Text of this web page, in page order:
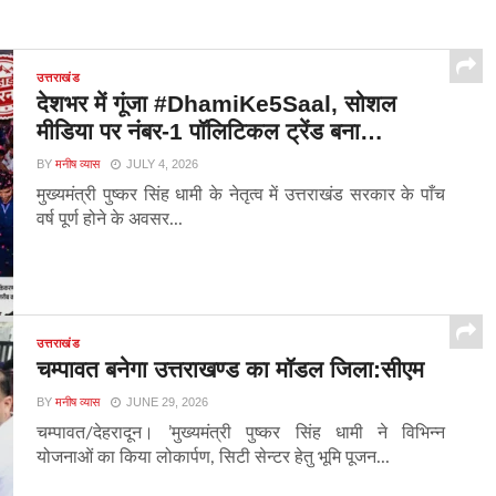
उत्तराखंड
देशभर में गूंजा #DhamiKe5Saal, सोशल
मीडिया पर नंबर-1 पॉलिटिकल ट्रेंड बना…
BYमनीष व्यास JULY 4, 2026
मुख्यमंत्री पुष्कर सिंह धामी के नेतृत्व में उत्तराखंड सरकार के पाँच
वर्ष पूर्ण होने के अवसर...
उत्तराखंड
चम्पावत बनेगा उत्तराखण्ड का मॉडल जिला:सीएम
BYमनीष व्यास JUNE 29, 2026
चम्पावत/देहरादून। ’मुख्यमंत्री पुष्कर सिंह धामी ने विभिन्न
योजनाओं का किया लोकार्पण, सिटी सेन्टर हेतु भूमि पूजन...